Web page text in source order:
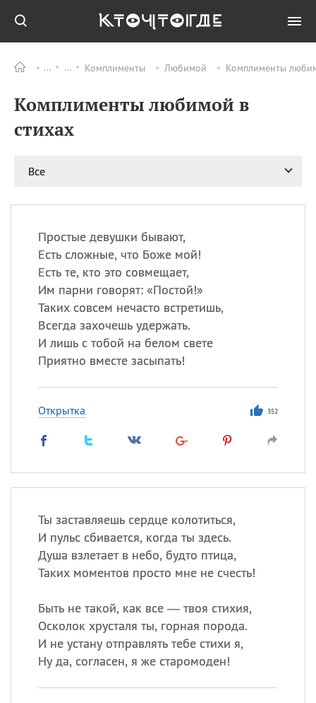
Комплименты Любимой Комплименты
Комплименты любимой в
стихах
Все
Простые девушки бывают,
Есть сложные, что Боже мой!
Есть те, кто это совмещает,
Им парни говорят: «Постой!»
Таких совсем нечасто встретишь,
Всегда захочешь удержать.
И лишь с тобой на белом свете
Приятно вместе засыпать!
Открытка 352
Ты заставляешь сердце колотиться,
И пульс сбивается, когда ты здесь.
Душа взлетает в небо, будто птица,
Таких моментов просто мне не счесть!
Быть не такой, как все — твоя стихия,
Осколок хрусталя ты, горная порода.
И не устану отправлять тебе стихи я,
Ну да, согласен, я же старомоден!
ПРАЗДНИКИ Все
06.08 Преображение
Романа и Давида
мучеников
маяка
Бояка
ИМЕНА
Сегодня празднуют именины
Еще
Посмотреть значение
происхождение